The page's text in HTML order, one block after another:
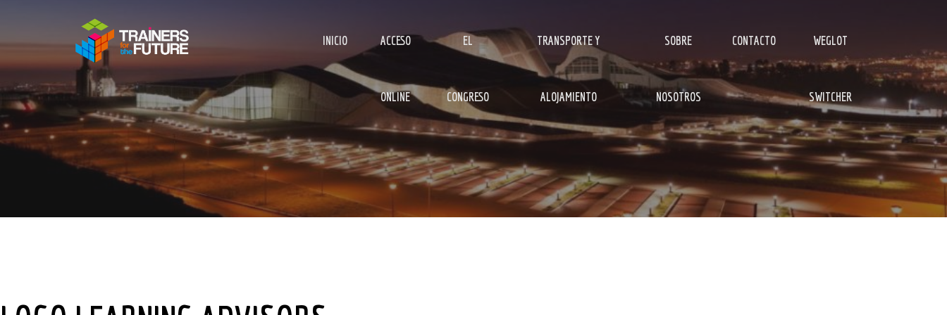
INICIO ACCESO
ONLINE
EL
CONGRESO
TRANSPORTE Y
ALOJAMIENTO
SOBRE
NOSOTROS
CONTACTO WEGLOT
SWITCHER